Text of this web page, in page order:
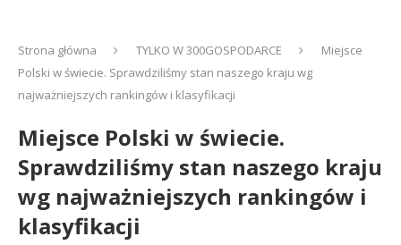
Strona główna TYLKO W 300GOSPODARCE
Miejsce
Polski w świecie. Sprawdziliśmy stan naszego kraju wg
najważniejszych rankingów i klasyfikacji
Miejsce Polski w świecie.
Sprawdziliśmy stan naszego kraju
wg najważniejszych rankingów i
klasyfikacji